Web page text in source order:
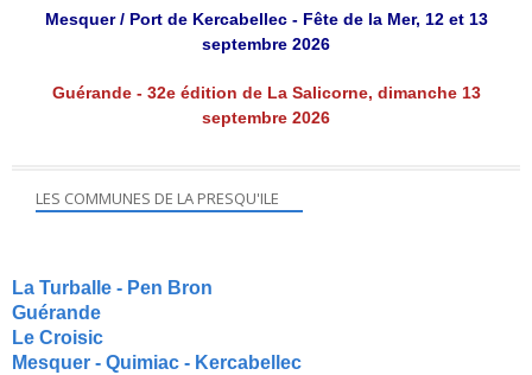
Mesquer / Port de Kercabellec - Fête de la Mer, 12 et 13
septembre 2026
Guérande - 32e édition de La Salicorne, dimanche 13
septembre 2026
LES COMMUNES DE LA PRESQU'ILE
La Turballe - Pen Bron
Guérande
Le Croisic
Mesquer - Quimiac - Kercabellec